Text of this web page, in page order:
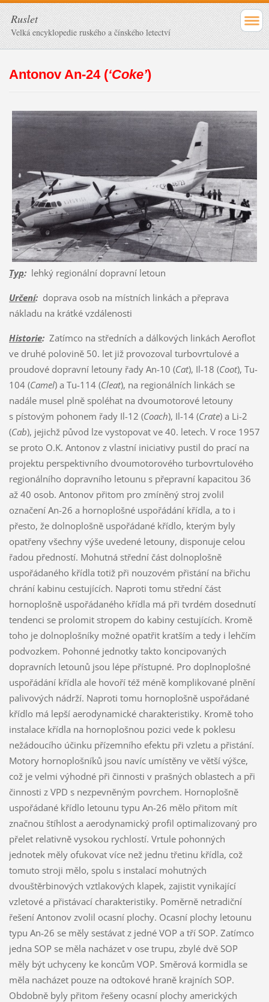
Ruslet
Velká encyklopedie ruského a čínského letectví
Antonov An-24 (‘Coke’)
Typ:lehký regionální dopravní letoun
Určení:doprava osob na místních linkách a přeprava
nákladu na krátké vzdálenosti
Historie:Zatímco na středních a dálkových linkách Aeroflot
ve druhé polovině 50. let již provozoval turbovrtulové a
proudové dopravní letouny řady An-10 (Cat), Il-18 (Coot), Tu-
104 (Camel) a Tu-114 (Cleat), na regionálních linkách se
nadále musel plně spoléhat na dvoumotorové letouny
s pístovým pohonem řady Il-12 (Coach), Il-14 (Crate) a Li-2
(Cab), jejichž původ lze vystopovat ve 40. letech. V roce 1957
se proto O.K. Antonov z vlastní iniciativy pustil do prací na
projektu perspektivního dvoumotorového turbovrtulového
regionálního dopravního letounu s přepravní kapacitou 36
až 40 osob. Antonov přitom pro zmíněný stroj zvolil
označení An-26 a hornoplošné uspořádání křídla, a to i
přesto, že dolnoplošně uspořádané křídlo, kterým byly
opatřeny všechny výše uvedené letouny, disponuje celou
řadou předností. Mohutná střední část dolnoplošně
uspořádaného křídla totiž při nouzovém přistání na břichu
chrání kabinu cestujících. Naproti tomu střední část
hornoplošně uspořádaného křídla má při tvrdém dosednutí
tendenci se prolomit stropem do kabiny cestujících. Kromě
toho je dolnoplošníky možné opatřit kratším a tedy i lehčím
podvozkem. Pohonné jednotky takto koncipovaných
dopravních letounů jsou lépe přístupné. Pro doplnoplošné
uspořádání křídla ale hovoří též méně komplikované plnění
palivových nádrží. Naproti tomu hornoplošně uspořádané
křídlo má lepší aerodynamické charakteristiky. Kromě toho
instalace křídla na hornoplošnou pozici vede k poklesu
nežádoucího účinku přízemního efektu při vzletu a přistání.
Motory hornoplošníků jsou navíc umístěny ve větší výšce,
což je velmi výhodné při činnosti v prašných oblastech a při
činnosti z VPD s nezpevněným povrchem. Hornoplošně
uspořádané křídlo letounu typu An-26 mělo přitom mít
značnou štíhlost a aerodynamický profil optimalizovaný pro
přelet relativně vysokou rychlostí. Vrtule pohonných
jednotek měly ofukovat více než jednu třetinu křídla, což
tomuto stroji mělo, spolu s instalací mohutných
dvouštěrbinových vztlakových klapek, zajistit vynikající
vzletové a přistávací charakteristiky. Poměrně netradiční
řešení Antonov zvolil ocasní plochy. Ocasní plochy letounu
typu An-26 se měly sestávat z jedné VOP a tří SOP. Zatímco
jedna SOP se měla nacházet v ose trupu, zbylé dvě SOP
měly být uchyceny ke koncům VOP. Směrová kormidla se
měla nacházet pouze na odtokové hraně krajních SOP.
Obdobně byly přitom řešeny ocasní plochy amerických